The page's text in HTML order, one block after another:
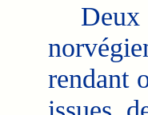
Deux
rendant